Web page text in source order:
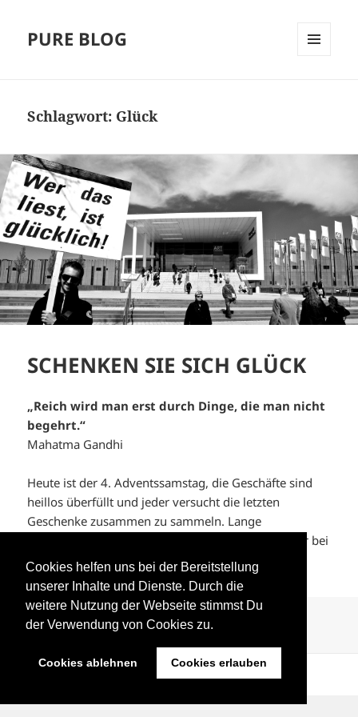
Cookies helfen uns bei der Bereitstellung
unserer Inhalte und Dienste. Durch die
weitere Nutzung der Webseite stimmst Du
der Verwendung von Cookies zu.
Cookies ablehnen Cookies erlauben
PURE BLOG
Schlagwort: Glück
SCHENKEN SIE SICH GLÜCK
„Reich wird man erst durch Dinge, die man nicht
begehrt.“
Mahatma Gandhi
Heute ist der 4. Adventssamstag, die Geschäfte sind
heillos überfüllt und jeder versucht die letzten
Geschenke zusammen zu sammeln. Lange
Warteschlangen an den Kassen, genervte Gesichter bei
den …
Weiterlesen
Veröffentlicht
am
17. Dezember 2011 Autor
Stephanie Zarnic
Photography
Schlagwörter
Gandhi, Glück,Heiko Beck